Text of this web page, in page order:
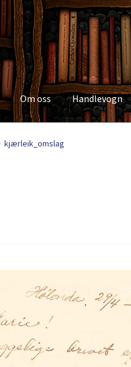
Om oss Handlevogn
Kasse Kategorier
kjærleik_omslag